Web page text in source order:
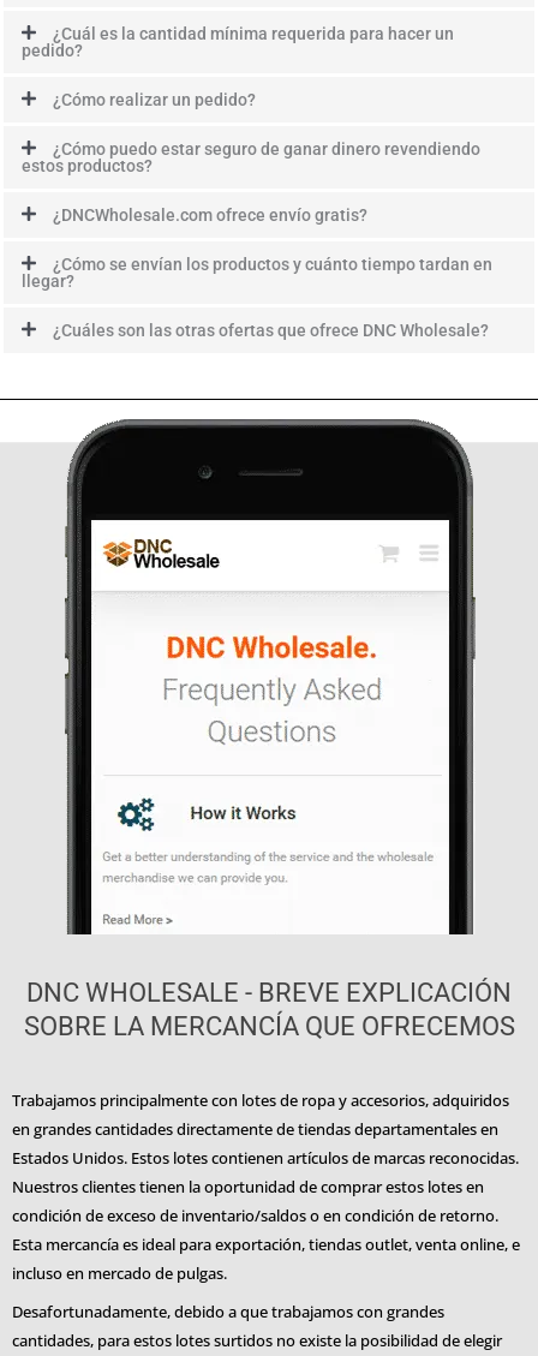
¿Cuál es la cantidad mínima requerida para hacer un
pedido?
¿Cómo realizar un pedido?
¿Cómo puedo estar seguro de ganar dinero revendiendo
estos productos?
¿DNCWholesale.com ofrece envío gratis?
¿Cómo se envían los productos y cuánto tiempo tardan en
llegar?
¿Cuáles son las otras ofertas que ofrece DNC Wholesale?
DNC WHOLESALE - BREVE EXPLICACIÓN
SOBRE LA MERCANCÍA QUE OFRECEMOS
Trabajamos principalmente con lotes de ropa y accesorios, adquiridos
en grandes cantidades directamente de tiendas departamentales en
Estados Unidos. Estos lotes contienen artículos de marcas reconocidas.
Nuestros clientes tienen la oportunidad de comprar estos lotes en
condición de exceso de inventario/saldos o en condición de retorno.
Esta mercancía es ideal para exportación, tiendas outlet, venta online, e
incluso en mercado de pulgas.
Desafortunadamente, debido a que trabajamos con grandes
cantidades, para estos lotes surtidos no existe la posibilidad de elegir